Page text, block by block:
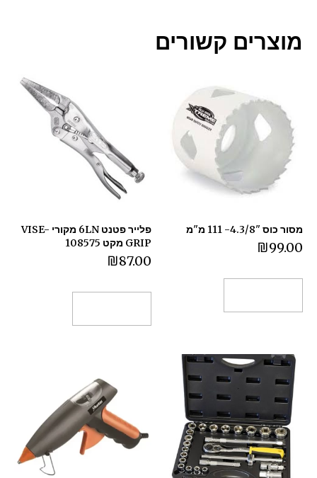
מוצרים קשורים
מסור כוס "4.3/8- 111 מ"מ
₪99.00
פלייר פטנט 6LN מקורי VISE-
GRIP מקט 108575
₪87.00